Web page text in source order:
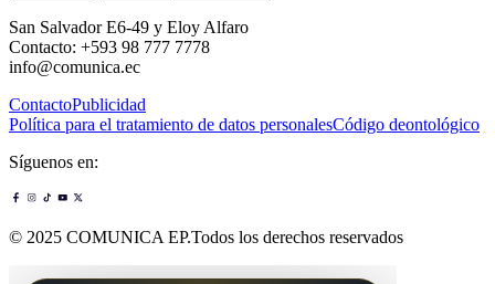
San Salvador E6-49 y Eloy Alfaro
Contacto: +593 98 777 7778
info@comunica.ec
ContactoPublicidad
Política para el tratamiento de datos personalesCódigo deontológico
Síguenos en:
© 2025 COMUNICA EP.Todos los derechos reservados